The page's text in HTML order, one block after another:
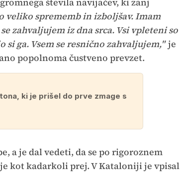
veliko sprememb in izboljšav. Imam
zahvaljujem iz dna srca. Vsi vpleteni so
ga. Vsem se resnično zahvaljujem,"je
popolnoma čustveno prevzet.
ki je prišel do prve zmage s
a je dal vedeti, da se po rigoroznem
kot kadarkoli prej. V Kataloniji je vpisal